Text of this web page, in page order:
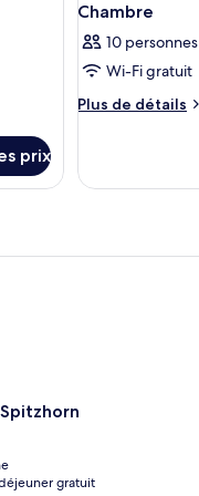
acceptés
prix
Chambre
10 personnes
Wi-Fi gratuit
Plus de détails
Plus
le
Chambre
gratuit